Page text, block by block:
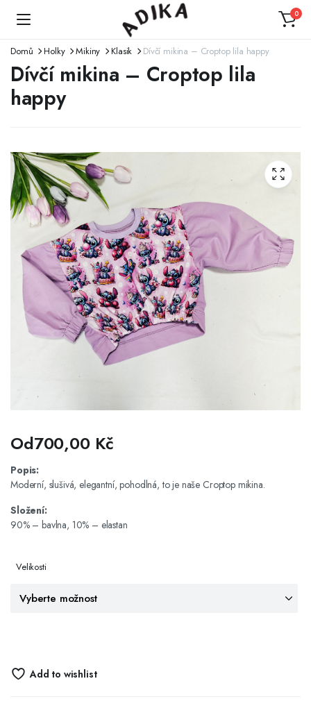
0
Domů Holky Mikiny Klasik Dívčí mikina – Croptop lila happy
Dívčí mikina – Croptop lila
happy
Od700,00 Kč
Popis:
Moderní, slušivá, elegantní, pohodlná, to je naše Croptop mikina.
Složení:
90% – bavlna, 10% – elastan
Velikosti
Add to wishlist